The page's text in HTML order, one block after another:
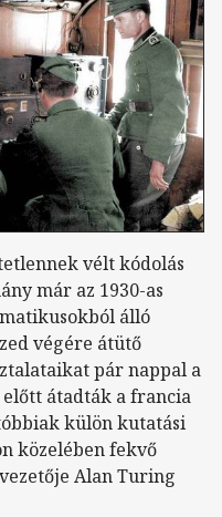
vélt kódolás
már az 1930-as
álló
végére átütő
pár nappal a
átadták a francia
külön kutatási
közelében fekvő
Alan Turing